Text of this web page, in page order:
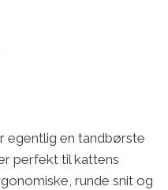
egentlig en tandbørste
perfekt til kattens
runde snit og